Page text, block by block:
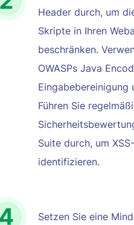
Header durch, um
Skripte in Ihren
beschränken.
OWASPs Java
Eingabebereinigung
Führen Sie
Suite durch, um
identifizieren.
Setzen Sie eine